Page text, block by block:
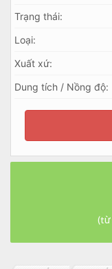
Trạng thái:
Loại:
Xuất xứ:
Dung tích / Nồng độ:
(từ